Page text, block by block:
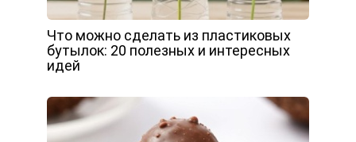
Что можно сделать из пластиковых
бутылок: 20 полезных и интересных
идей